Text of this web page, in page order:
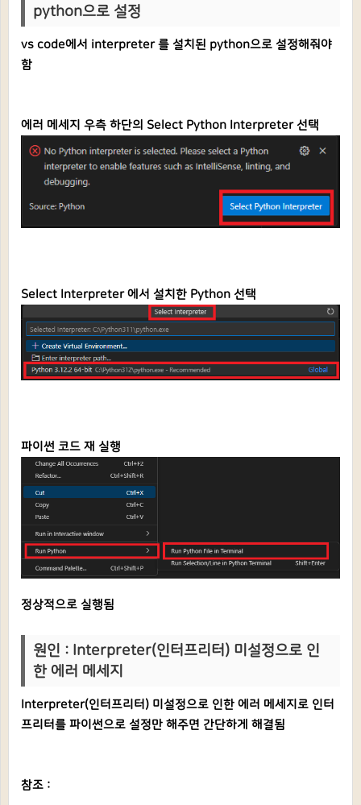
python으로 설정
vs code에서 interpreter 를 설치된 python으로 설정해줘야
함
에러 메세지 우측 하단의 Select Python Interpreter 선택
Select Interpreter 에서 설치한 Python 선택
파이썬 코드 재 실행
정상적으로 실행됨
원인 : Interpreter(인터프리터) 미설정으로 인
한 에러 메세지
Interpreter(인터프리터) 미설정으로 인한 에러 메세지로 인터
프리터를 파이썬으로 설정만 해주면 간단하게 해결됨
참조 :